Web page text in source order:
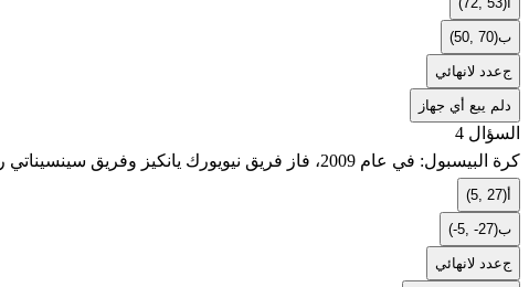
ب(50, 70)
جعدد لانهائي
د لم يبع أي جهاز
السؤال 4
كرة البيسبول: في عام 2009، فاز فريق نيويورك يانكيز وفريق سينسيناتي ريدز معاً بإجمالي 32 بطولة. فاز يانكيز بالبطولة 5.4 أمثال المرات التي فاز فيها فريق ريدز. فما عدد البطولات التي فاز بها كل فريق؟
أ(5, 27)
ب(-5, -27)
جعدد لانهائي